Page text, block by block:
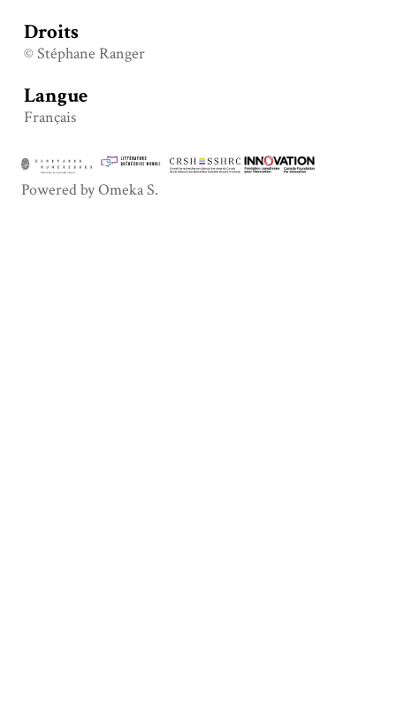
Droits
© Stéphane Ranger
Langue
Français
Powered by Omeka S.